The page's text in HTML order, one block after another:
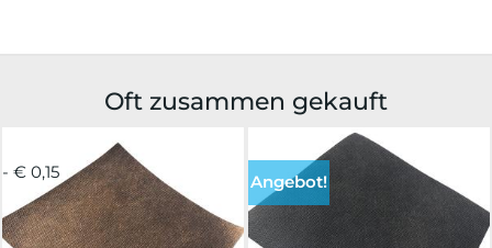
Oft zusammen gekauft
- € 0,15 Angebot!